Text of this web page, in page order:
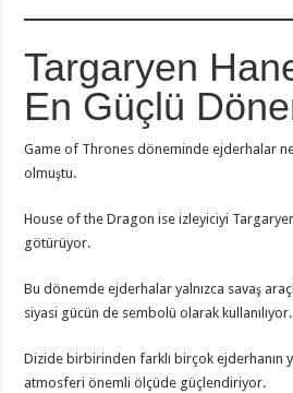
Targaryen
En Güçlü
Game of Thrones döneminde ejderhalar
olmuştu.
House of the Dragon ise izleyiciyi
götürüyor.
Bu dönemde ejderhalar yalnızca savaş
siyasi gücün de sembolü olarak kullanılıyor.
Dizide birbirinden farklı birçok ejderhanın
atmosferi önemli ölçüde güçlendiriyor.